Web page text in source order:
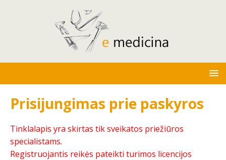
Prisijungimas prie paskyros
Tinklalapis yra skirtas tik sveikatos priežiūros
specialistams.
Registruojantis reikės pateikti turimos licencijos